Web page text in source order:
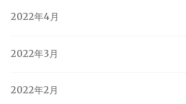
2022年4月
2022年3月
2022年2月